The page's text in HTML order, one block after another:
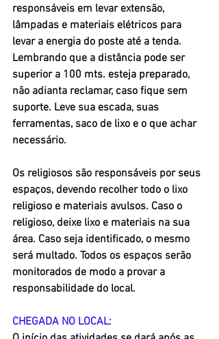
responsáveis em levar extensão,
lâmpadas e materiais elétricos para
levar a energia do poste até a tenda.
Lembrando que a distância pode ser
superior a 100 mts. esteja preparado,
não adianta reclamar, caso fique sem
suporte. Leve sua escada, suas
ferramentas, saco de lixo e o que achar
necessário.
Os religiosos são responsáveis por seus
espaços, devendo recolher todo o lixo
religioso e materiais avulsos. Caso o
religioso, deixe lixo e materiais na sua
área. Caso seja identificado, o mesmo
será multado. Todos os espaços serão
monitorados de modo a provar a
responsabilidade do local.
CHEGADA NO LOCAL: